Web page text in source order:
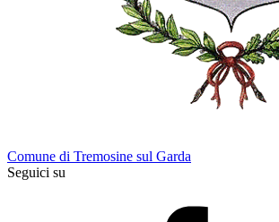
Comune di Tremosine sul Garda
Seguici su